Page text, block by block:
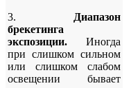
3.
Диапазон
брекетинга
экспозиции. Иногда
при слишком сильном
или слишком слабом
освещении бывает